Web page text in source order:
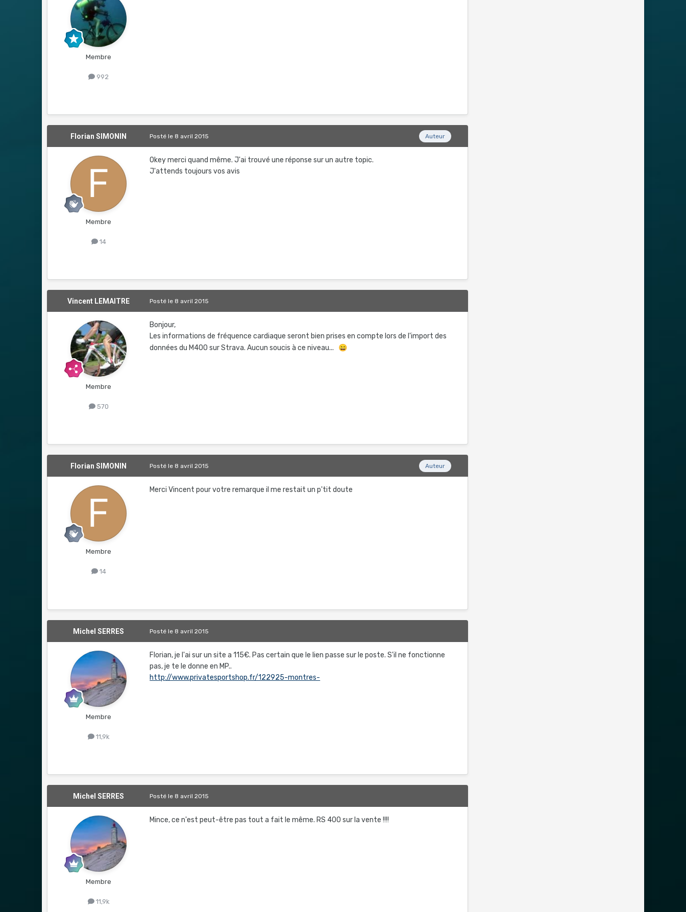
Membre
992
Florian SIMONIN
Membre
14
Auteur
Postéle 8 avril 2015
Okey merci quand même. J'ai trouvé une réponse sur un autre topic.
J'attends toujours vos avis
Vincent LEMAITRE
Membre
570
Postéle 8 avril 2015
Bonjour,
Les informations de fréquence cardiaque seront bien prises en compte lors de l'import des
données du M400 sur Strava. Aucun soucis à ce niveau... 😄
Florian SIMONIN
Membre
14
Auteur
Postéle 8 avril 2015
Merci Vincent pour votre remarque il me restait un p'tit doute
Michel SERRES
Membre
11,9k
Postéle 8 avril 2015
Florian, je l'ai sur un site a 115€. Pas certain que le lien passe sur le poste. S'il ne fonctionne
pas, je te le donne en MP..
http://www.privatesportshop.fr/122925-montres-
Michel SERRES
Membre
11,9k
Postéle 8 avril 2015
Mince, ce n'est peut-être pas tout a fait le même. RS 400 sur la vente !!!!